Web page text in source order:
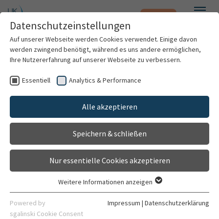
Zum Hauptinhalt springen Notfall
Patienten & Besucher
Kliniken & Institute
Forschung
Karriere
Mit dem Klick auf "Karte aktivieren" stimme ich
der Datenfreigabe an Google zu.
Karte aktivieren
Weitere Standorte suchen
Klinik für Allgemein-, Viszeral- und
Transplantationschirurgie
Gebäude 6420
Im Neuenheimer Feld 420
Datenschutzeinstellungen
Auf unserer Webseite werden Cookies verwendet. Einige davon
werden zwingend benötigt, während es uns andere ermöglichen,
Ihre Nutzererfahrung auf unserer Webseite zu verbessern.
Essentiell Analytics & Performance
Alle akzeptieren
Speichern & schließen
Nur essentielle Cookies akzeptieren
Essentielle Cookies werden für grundlegende Funktionen der
Webseite benötigt. Dadurch ist gewährleistet, dass die
Weitere Informationen anzeigen
Powered by
sgalinski Cookie Consent
Impressum | Datenschutzerklärung